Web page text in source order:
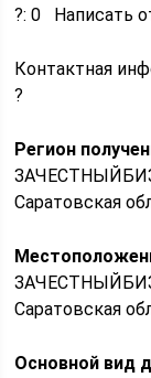
?: 0 Написать
Контактная
?
Регион
Саратовская
Саратовская
Основной вид